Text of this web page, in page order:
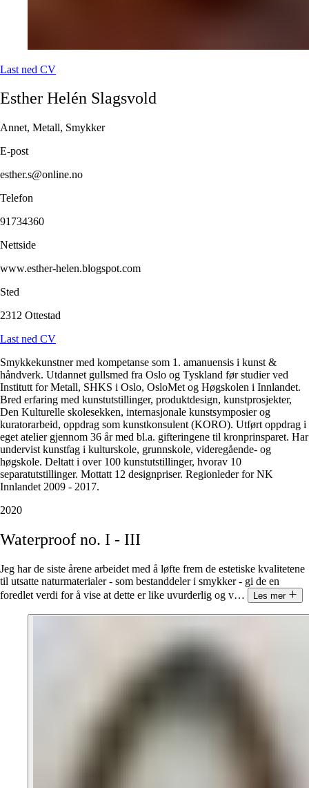
Last ned CV
Esther Helén Slagsvold
Annet, Metall, Smykker
E-post
esther.s@online.no
Telefon
91734360
Nettside
www.esther-helen.blogspot.com
Sted
2312 Ottestad
Last ned CV
Smykkekunstner med kompetanse som 1. amanuensis i kunst &
håndverk. Utdannet gullsmed fra Oslo og Tyskland før studier ved
Institutt for Metall, SHKS i Oslo, OsloMet og Høgskolen i Innlandet.
Bred erfaring med kunstutstillinger, produktdesign, kunstprosjekter,
Den Kulturelle skolesekken, internasjonale kunstsymposier og
kuratorarbeid, oppdrag som kunstkonsulent (KORO). Utført oppdrag i
eget atelier gjennom 36 år med bl.a. gifteringene til kronprinsparet. Har
undervist kunstfag i kulturskole, grunnskole, videregående- og
høgskole. Deltatt i over 100 kunstutstillinger, hvorav 10
separatutstillinger. Mottatt 12 designpriser. Regionleder for NK
Innlandet 2009 - 2017.
2020
Waterproof no. I - III
Jeg har de siste årene arbeidet med å løfte frem de estetiske kvalitetene
til utsatte naturmaterialer - som bestanddeler i smykker - gi de en
foredlet verdi for å vise at dette er like uvurderlig og v… Les mer